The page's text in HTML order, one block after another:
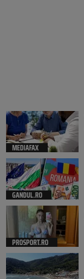
MEDIAFAX
GANDUL.RO
PROSPORT.RO